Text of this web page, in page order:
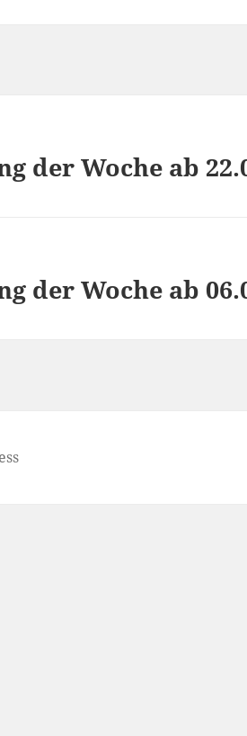
der Woche ab
der Woche ab